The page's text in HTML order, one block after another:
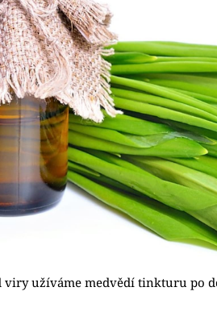
viry užíváme medvědí tinkturu po